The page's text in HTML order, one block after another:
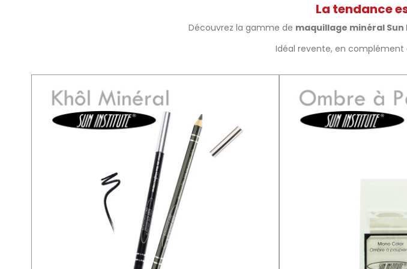
La tendance
Découvrez la gamme de maquillage minéral
Idéal revente, en complément